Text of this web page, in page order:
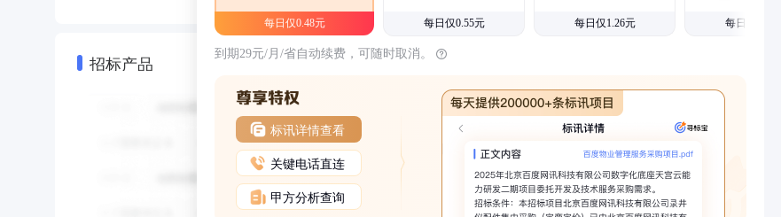
招标产品
每日仅0.48元 每日仅0.55元 每日仅1.26元 每日仅1.08元
到期29元/月/省自动续费，可随时取消。
标讯详情查看
关键电话直连
甲方分析查询